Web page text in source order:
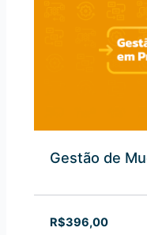
Gestão de
R$396,00